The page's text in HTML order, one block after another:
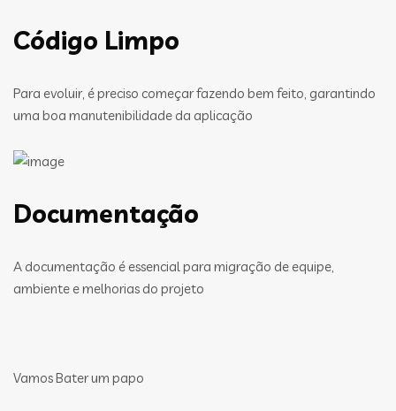
Código Limpo
Para evoluir, é preciso começar fazendo bem feito, garantindo
uma boa manutenibilidade da aplicação
Documentação
A documentação é essencial para migração de equipe,
ambiente e melhorias do projeto
Vamos Bater um papo